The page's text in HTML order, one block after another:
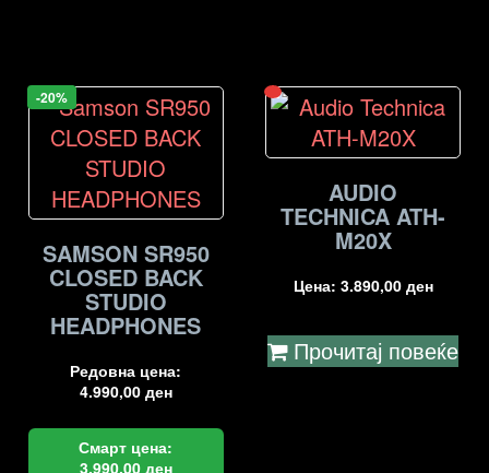
-20%
SAMSON SR950
CLOSED BACK
STUDIO
HEADPHONES
Редовна цена:
4.990,00 ден
Смарт цена:
3.990,00 ден
AUDIO
TECHNICA ATH-
M20X
Цена: 3.890,00 ден
Прочитај повеќе